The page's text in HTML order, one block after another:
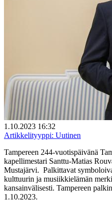
1.10.2023 16:32
Artikkelityyppi: Uutinen
Tampereen 244-vuotispäivänä
kapellimestari Santtu-Matias
Mustajärvi. Palkittavat
kulttuurin ja musiikkielämän
kansainvälisesti. Tampereen
1.10.2023.